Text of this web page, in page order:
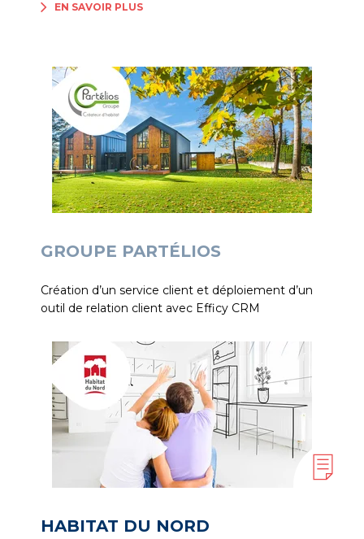
EN SAVOIR PLUS
GROUPE PARTÉLIOS
Création d’un service client et déploiement d’un
outil de relation client avec Efficy CRM
HABITAT DU NORD